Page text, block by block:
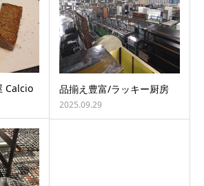
Calcio 品揃え豊富/ラッキー厨房
2025.09.29